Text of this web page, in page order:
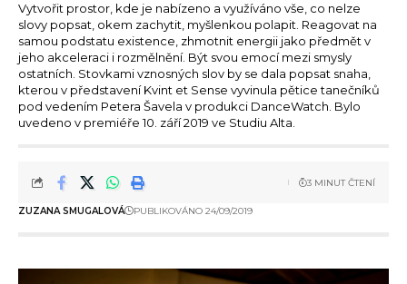
Vytvořit prostor, kde je nabízeno a využíváno vše, co nelze
slovy popsat, okem zachytit, myšlenkou polapit. Reagovat na
samou podstatu existence, zhmotnit energii jako předmět v
jeho akceleraci i rozmělnění. Být svou emocí mezi smysly
ostatních. Stovkami vznosných slov by se dala popsat snaha,
kterou v představení Kvint et Sense vyvinula pětice tanečníků
pod vedením Petera Šavela v produkci DanceWatch. Bylo
uvedeno v premiéře 10. září 2019 ve Studiu Alta.
ZUZANA SMUGALOVÁ PUBLIKOVÁNO 24/09/2019
3 MINUT ČTENÍ